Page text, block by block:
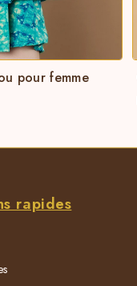
pour femme
rapides